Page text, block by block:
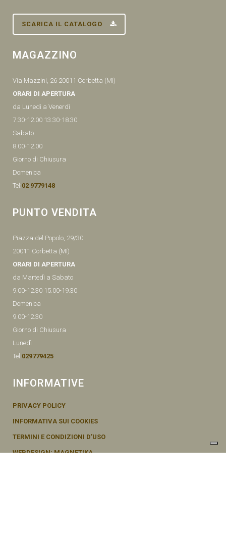
SCARICA IL CATALOGO
MAGAZZINO
Via Mazzini, 26 20011 Corbetta (MI)
ORARI DI APERTURA
da Lunedì a Venerdì
7.30-12.00 13.30-18.30
Sabato
8.00-12.00
Giorno di Chiusura
Domenica
Tel:02 9779148
PUNTO VENDITA
Piazza del Popolo, 29/30
20011 Corbetta (MI)
ORARI DI APERTURA
da Martedì a Sabato
9.00-12.30 15.00-19.30
Domenica
9.00-12.30
Giorno di Chiusura
Lunedì
Tel:029779425
INFORMATIVE
PRIVACY POLICY
INFORMATIVA SUI COOKIES
TERMINI E CONDIZIONI D’USO
WEBDESIGN: MAGNETIKA